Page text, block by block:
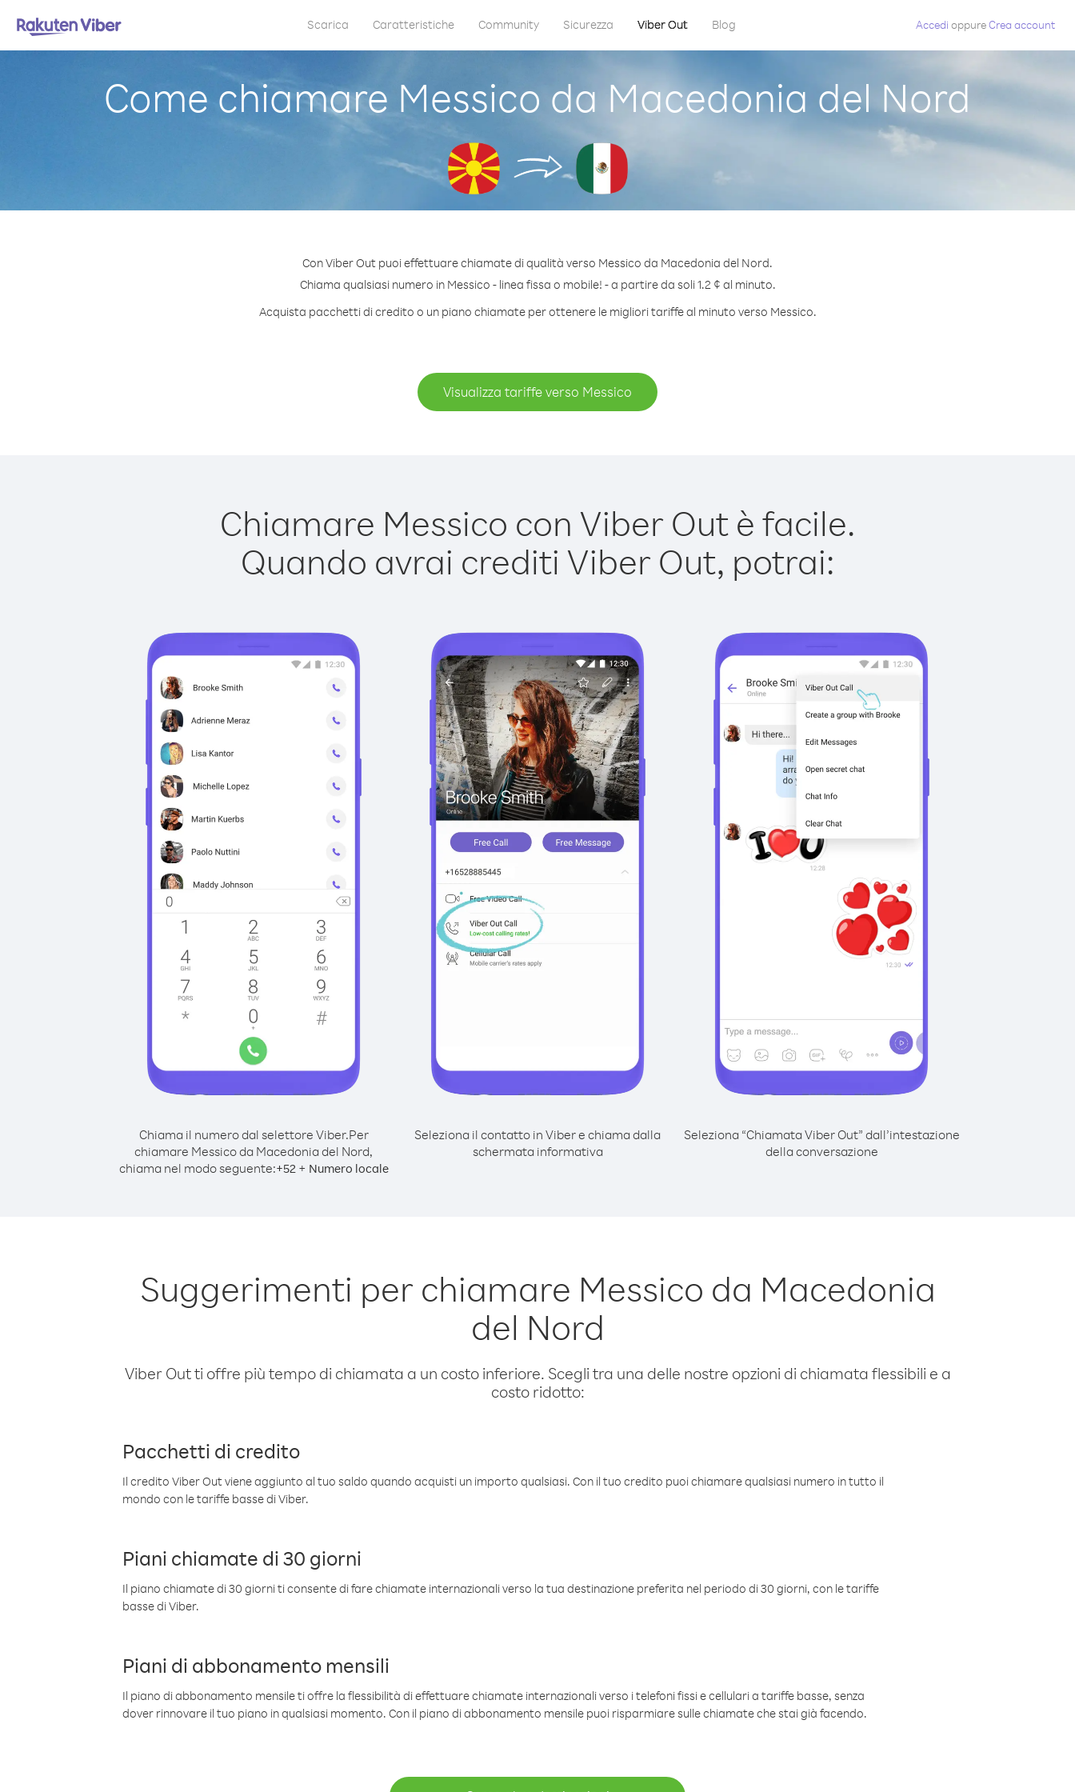
Scarica Caratteristiche Community Sicurezza Viber Out Blog Accedi oppureCrea account
Come chiamare Messico da Macedonia del Nord
Con Viber Out puoi effettuare chiamate di qualità verso Messico da Macedonia del Nord.
Chiama qualsiasi numero in Messico - linea fissa o mobile! - a partire da soli 1.2 ¢ al minuto.
Acquista pacchetti di credito o un piano chiamate per ottenere le migliori tariffe al minuto verso Messico.
Visualizza tariffe verso Messico
Chiamare Messico con Viber Out è facile.
Quando avrai crediti Viber Out, potrai:
Chiama il numero dal selettore Viber.Per
chiamare Messico da Macedonia del Nord,
chiama nel modo seguente:+52+ Numero locale
Seleziona il contatto in Viber e chiama dalla
schermata informativa
Seleziona “Chiamata Viber Out” dall’intestazione
della conversazione
Suggerimenti per chiamare Messico da Macedonia
del Nord
Viber Out ti offre più tempo di chiamata a un costo inferiore. Scegli tra una delle nostre opzioni di chiamata flessibili e a
costo ridotto:
Pacchetti di credito
Il credito Viber Out viene aggiunto al tuo saldo quando acquisti un importo qualsiasi. Con il tuo credito puoi chiamare qualsiasi numero in tutto il
mondo con le tariffe basse di Viber.
Piani chiamate di 30 giorni
Il piano chiamate di 30 giorni ti consente di fare chiamate internazionali verso la tua destinazione preferita nel periodo di 30 giorni, con le tariffe
basse di Viber.
Piani di abbonamento mensili
Il piano di abbonamento mensile ti offre la flessibilità di effettuare chiamate internazionali verso i telefoni fissi e cellulari a tariffe basse, senza
dover rinnovare il tuo piano in qualsiasi momento. Con il piano di abbonamento mensile puoi risparmiare sulle chiamate che stai già facendo.